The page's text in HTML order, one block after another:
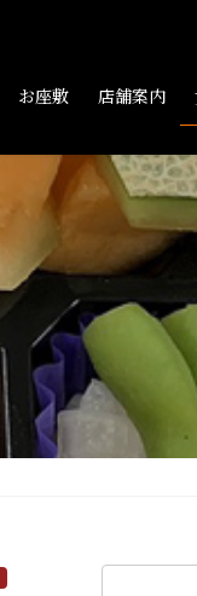
お座敷 店舗案内